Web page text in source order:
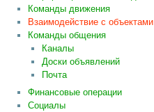
Команды движения
Взаимодействие с объектами
Команды общения
Каналы
Доски объявлений
Почта
Финансовые операции
Социалы